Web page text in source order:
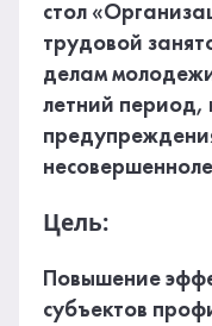
стол
трудовой
делам
летний период,
Цель:
Повышение
субъектов